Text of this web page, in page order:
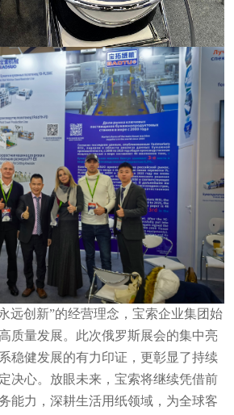
远创新”的经营理念，宝索企业集团始
质量发展。此次俄罗斯展会的集中亮
稳健发展的有力印证，更彰显了持续
决心。放眼未来，宝索将继续凭借前
能力，深耕生活用纸领域，为全球客